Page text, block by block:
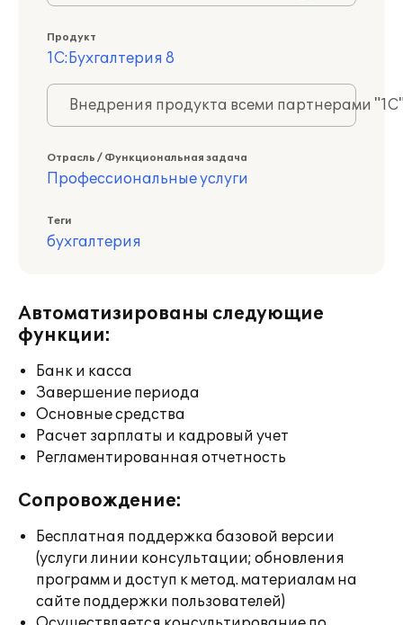
Продукт
1С:Бухгалтерия 8
Внедрения продукта всеми партнерами
Отрасль / Функциональная задача
Профессиональные услуги
Теги
бухгалтерия
Автоматизированы следующие
функции:
Банк и касса
Завершение периода
Основные средства
Расчет зарплаты и кадровый учет
Регламентированная отчетность
Сопровождение:
Бесплатная поддержка базовой версии
(услуги линии консультации; обновления
программ и доступ к метод. материалам на
сайте поддержки пользователей)